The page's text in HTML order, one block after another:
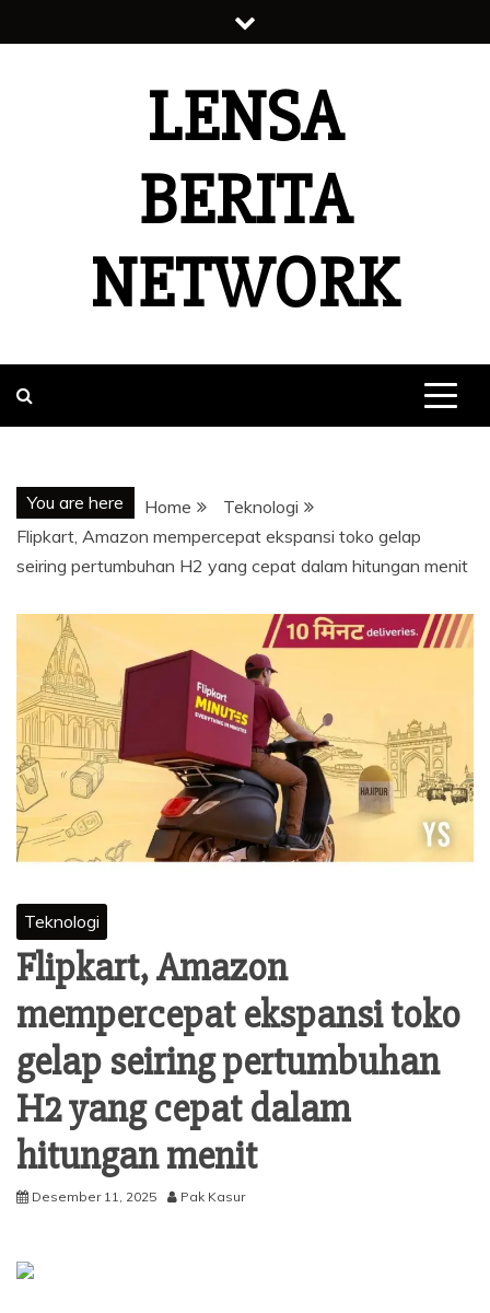
to
LENSA
BERITA
NETWORK
You are here Home
Teknologi
Flipkart, Amazon mempercepat ekspansi toko gelap
seiring pertumbuhan H2 yang cepat dalam hitungan menit
Teknologi
Flipkart, Amazon
mempercepat ekspansi toko
gelap seiring pertumbuhan
H2 yang cepat dalam
hitungan menit
Desember 11, 2025 Pak Kasur